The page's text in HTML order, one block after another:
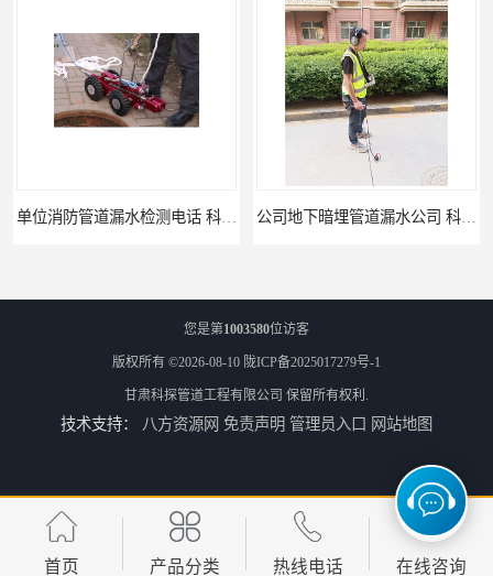
排水管道漏水 科探管道工程
市政自来水管漏水公司 科探管道工程 工厂供热管道漏水检测公司 科探管道工程
您是第1003580位访客
版权所有 ©2026-08-10 陇ICP备2025017279号-1
甘肃科探管道工程有限公司 保留所有权利.
技术支持： 八方资源网 免责声明 管理员入口 网站地图
首页 产品分类 热线电话 在线咨询